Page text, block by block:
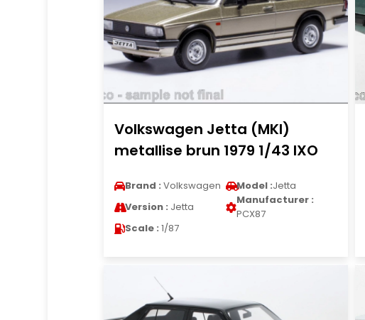
Volkswagen Jetta (MKI)
metallise brun 1979 1/43 IXO
Brand : Volkswagen Model :Jetta
Version : Jetta
Manufacturer :
PCX87
Scale : 1/87